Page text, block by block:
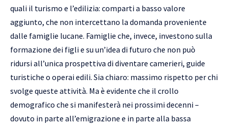
quali il turismo e l’edilizia: comparti a basso valore
aggiunto, che non intercettano la domanda proveniente
dalle famiglie lucane. Famiglie che, invece, investono sulla
formazione dei figli e su un’idea di futuro che non può
ridursi all’unica prospettiva di diventare camerieri, guide
turistiche o operai edili. Sia chiaro: massimo rispetto per chi
svolge queste attività. Ma è evidente che il crollo
demografico che si manifesterà nei prossimi decenni –
dovuto in parte all’emigrazione e in parte alla bassa